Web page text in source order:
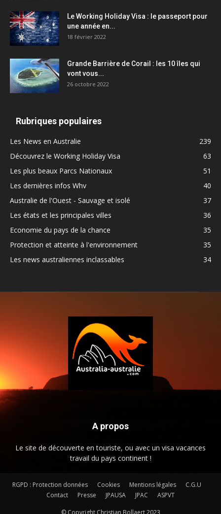
Le Working Holiday Visa : le passeport pour
une année en...
18 février 2022
Grande Barrière de Corail : les 10 îles qui
vont vous...
26 octobre 2022
Rubriques populaires
Les News en Australie
239
Découvrez le Working Holiday Visa
63
Les plus beaux Parcs Nationaux
51
Les dernières infos Whv
40
Australie de l'Ouest - Sauvage et isolé
37
Les états et les principales villes
36
Economie du pays de la chance
35
Protection et atteinte à l'environnement
35
Les news australiennes inclassables
34
A propos
Le site de découverte en touriste, ou avec un visa vacances
travail du pays continent !
RGPD : Protection données Cookies Mentions légales
C.G.U
Contact
Presse JPAUSA JPAC ASPVT
© Copyright Christian Bollaert 2023